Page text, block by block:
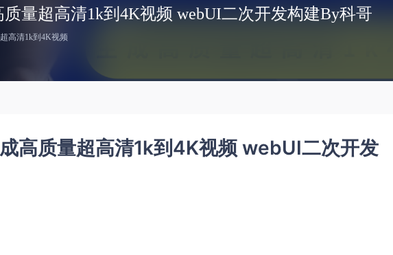
量超高清1k到4K视频 webUI二次开发构建By科哥
高清1k到4K视频
高质量超高清1k到4K视频 webUI二次开发